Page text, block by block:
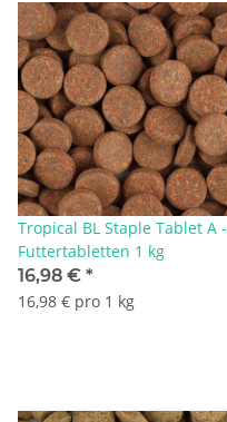
Tropical BL Staple Tablet A -
Futtertabletten 1 kg
16,98 € *
16,98 € pro 1 kg